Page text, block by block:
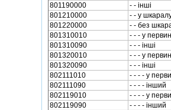
801190000
- - iншi
801210000
- - у
801220000
- - без
801310010
- - - у
801310090
- - - iншi
801320010
- - - у
801320090
- - - iншi
802111010
- - - - у
802111090
- - - - iнший
802119010
- - - - у
802119090
- - - - iнший